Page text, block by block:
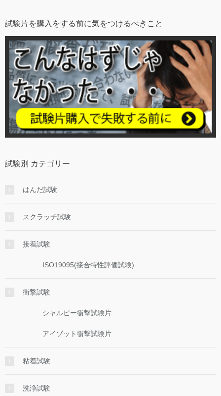
試験片を購入をする前に気をつけるべきこと
試験別 カテゴリー
はんだ試験
スクラッチ試験
接着試験
ISO19095(接合特性評価試験)
衝撃試験
シャルピー衝撃試験片
アイゾット衝撃試験片
粘着試験
洗浄試験